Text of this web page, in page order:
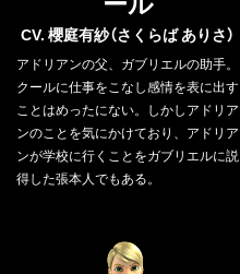
CV. 櫻庭有紗（さくらば ありさ）
アドリアンの父、ガブリエルの助手。
クールに仕事をこなし感情を表に出す
ことはめったにない。しかしアドリア
ンのことを気にかけており、アドリア
ンが学校に行くことをガブリエルに説
得した張本人でもある。